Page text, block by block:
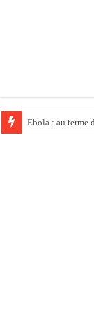
Ebola : au terme